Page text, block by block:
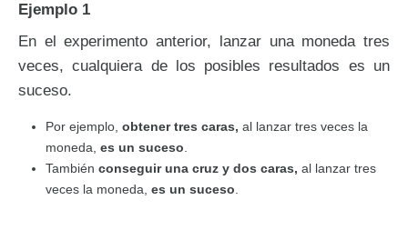
Ejemplo 1
En el experimento anterior, lanzar una moneda tres
veces, cualquiera de los posibles resultados es un
suceso.
Por ejemplo, obtener tres caras, al lanzar tres veces la
moneda, es un suceso
También conseguir una cruz y dos caras, al lanzar tres
veces la moneda, es un suceso